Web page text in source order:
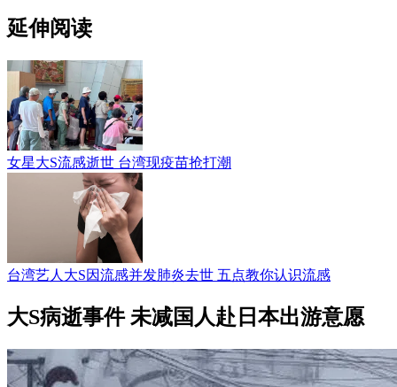
延伸阅读
女星大S流感逝世 台湾现疫苗抢打潮
台湾艺人大S因流感并发肺炎去世 五点教你认识流感
大S病逝事件 未减国人赴日本出游意愿